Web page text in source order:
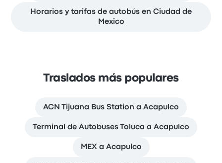
Horarios y tarifas de autobús en Ciudad de
Mexico
Traslados más populares
ACN Tijuana Bus Station a Acapulco
Terminal de Autobuses Toluca a Acapulco
MEX a Acapulco